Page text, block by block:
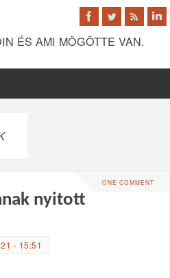
ÉS AMI MÖGÖTTE VAN.
ONE COMMENT
nyitott
- 15:51